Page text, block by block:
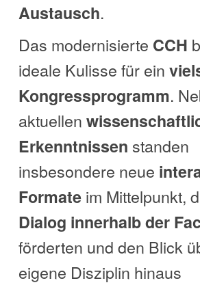
Austausch.
Das modernisierte CCH
ideale Kulisse für ein
Kongressprogramm.
aktuellen
Erkenntnissen standen
insbesondere neue
Formateim Mittelpunkt,
Dialog innerhalb der
förderten und den Blick
eigene Disziplin hinaus